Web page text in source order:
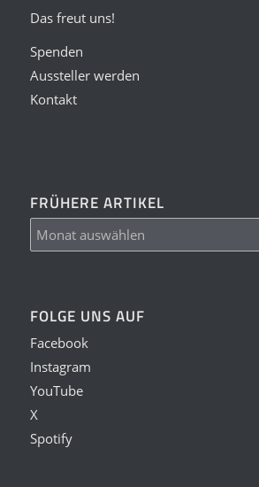
Das freut uns!
Spenden
Aussteller werden
Kontakt
FRÜHERE ARTIKEL
FOLGE UNS AUF
Facebook
Instagram
YouTube
X
Spotify